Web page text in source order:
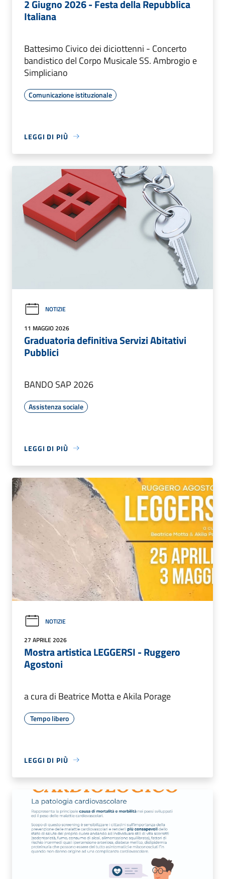
2 Giugno 2026 - Festa della Repubblica
Italiana
Battesimo Civico dei diciottenni - Concerto
bandistico del Corpo Musicale SS. Ambrogio e
Simpliciano
Comunicazione istituzionale
LEGGI DI PIÙ
NOTIZIE
11 MAGGIO 2026
Graduatoria definitiva Servizi Abitativi
Pubblici
BANDO SAP 2026
Assistenza sociale
LEGGI DI PIÙ
NOTIZIE
27 APRILE 2026
Mostra artistica LEGGERSI - Ruggero
Agostoni
a cura di Beatrice Motta e Akila Porage
Tempo libero
LEGGI DI PIÙ